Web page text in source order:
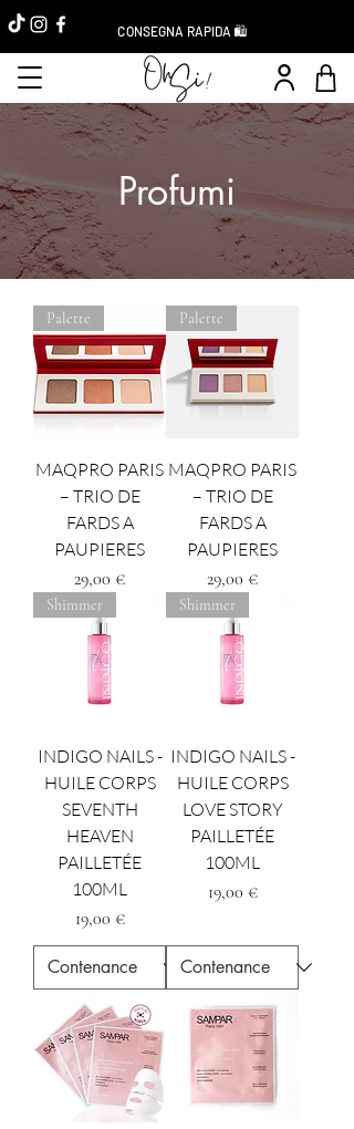
CONSEGNA RAPIDA 🛍️
Profumi
Palette
MAQPRO PARIS
– TRIO DE
FARDS A
PAUPIERES
Prezzo
29,00 €
Palette
MAQPRO PARIS
– TRIO DE
FARDS A
PAUPIERES
Prezzo
29,00 €
Shimmer
INDIGO NAILS -
HUILE CORPS
SEVENTH
HEAVEN
PAILLETÉE
100ML
Prezzo
19,00 €
Shimmer
INDIGO NAILS -
HUILE CORPS
LOVE STORY
PAILLETÉE
100ML
Prezzo
19,00 €